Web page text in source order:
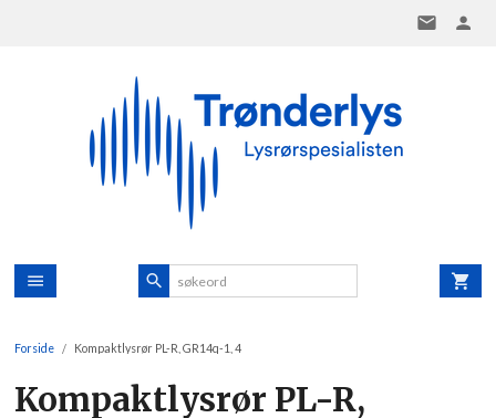
Forside Kompaktlysrør PL-R, GR14q-1, 4
Kompaktlysrør PL-R,